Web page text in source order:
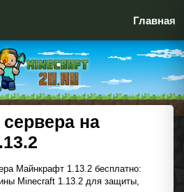
Главная
на
Майнкрафт 1.13.2 бесплатно:
Minecraft 1.13.2 для защиты,